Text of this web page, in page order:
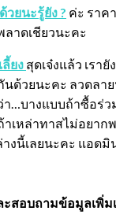
ยนะรู้ยัง ? ค่ะ ราค
าดเชียวนะคะ
ยง สุดเจ๋งแล้ว เรายั
นด้วยนะคะ ลวดลา
า…บางแบบถ้าซื้อร่ว
เหล่าทาสไม่อยาก
งนี้เลยนะคะ แอด
สอบถามข้อมูลเพิ่ม